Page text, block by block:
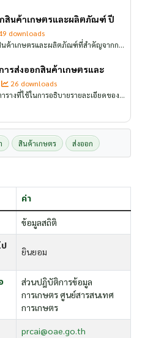
สินค้าเกษตรและผลิตภัณฑ์ ปี
downloads
ข้อมูลมูลค่าส่งออกสินค้าเกษตรและผลิตภัณฑ์ที่สำคัญจากกรมศุลกากร รวบรวมโดยสำนักงานเศรษฐกิจการเกษตร จากเอกสารเผยแพร่ "สถิติการค้าสินค้าเกษตรไทยกับต่างประเทศ" ตารางที่ 30
ารส่งออกสินค้าเกษตรและ
26 downloads
Data Dictionary : ตารางที่ใช้ในการอธิบายรายละเอียดของข้อมูลในชุดข้อมูลมูลค่าการส่งออกสินค้าเกษตรและผลิตภัณฑ์
สินค้าเกษตร ส่งออก
ค่า
ข้อมูลสถิติ
ยินยอม
ส่วนปฎิบัติการข้อมูล
การเกษตร ศูนย์สารสนเทศ
การเกษตร
prcai@oae.go.th